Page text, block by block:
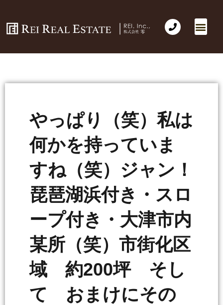
やっぱり（笑）私は
何かを持っていま
すね（笑）ジャン！
琵琶湖浜付き・スロ
ープ付き・大津市内
某所（笑）市街化区
域 約200坪 そし
て おまけにその